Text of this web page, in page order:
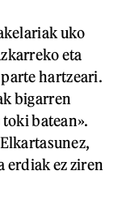
uko
eta
hartzeari.
bigarren
batean».
erdiak ez ziren